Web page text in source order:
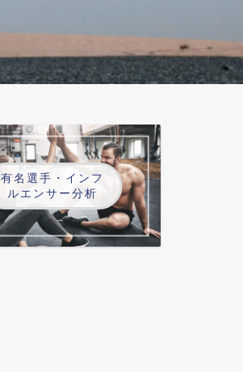
有名選手・インフ
ルエンサー分析